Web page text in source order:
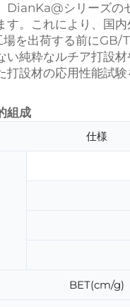
DianKa@シリーズの
す。これにより、国
を出荷する前にGB/
い純粋なルチア打設
打設材の応用性能試
組成
仕様
BET(cm/g)